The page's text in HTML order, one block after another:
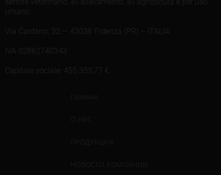
umano.
Via Cardano, 32 — 43036 Fidenza (PR) – ITALIA
IVA 02862740343
Capitale sociale: 455.353,77 €